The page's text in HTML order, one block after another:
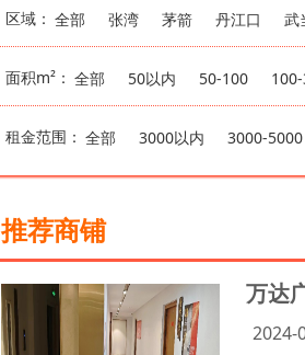
区域： 全部 张湾 茅箭 丹江口 武
面积m²： 全部 50以内 50-100
租金范围： 全部 3000以内 3000-5000
推荐商铺
万达
2024-